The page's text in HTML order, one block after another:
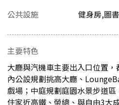
公共設施
健身房,圖
主要特色
大廳與汽機車主要出入口位置
內公設規劃挑高大廳、
戲場；中庭規劃庭園水景步道區
住家近高鐵、榮總、與自由3大